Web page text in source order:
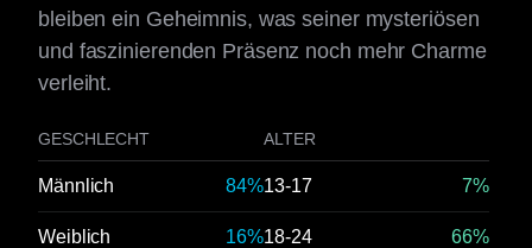
bleiben ein Geheimnis, was seiner mysteriösen
und faszinierenden Präsenz noch mehr Charme
verleiht.
GESCHLECHT
Männlich 84%
Weiblich 16%
ALTER
13-17 7%
18-24 66%